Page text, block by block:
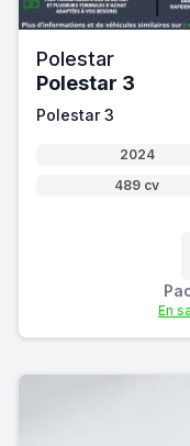
Polestar
Polestar 3
Polestar 3
2024
489 cv
En